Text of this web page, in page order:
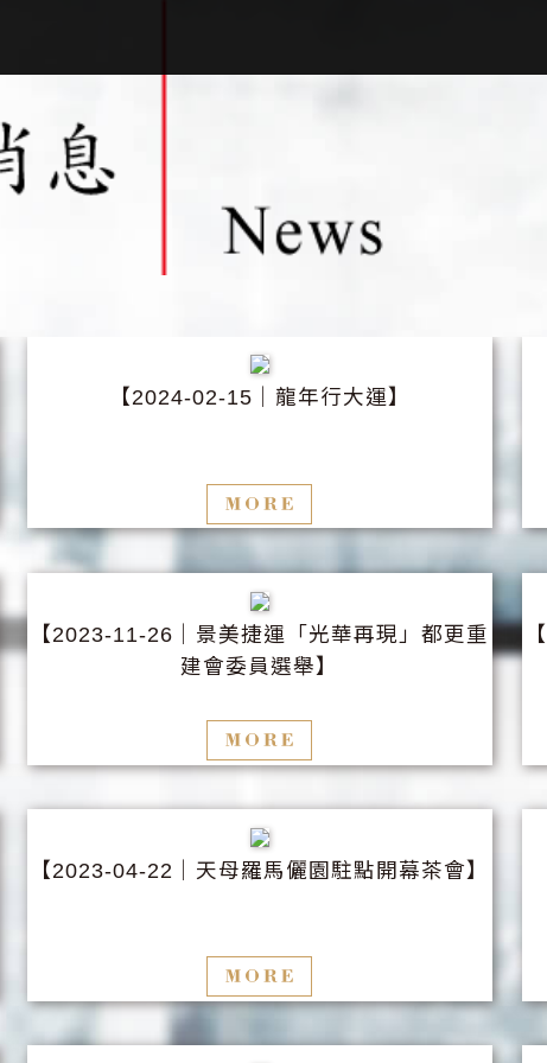
【2024-02-15 │龍年行大運】
【2023-11-26 │景美捷運「光華再現」都更重
建會委員選舉】
【
【2023-04-22 │天母羅馬儷園駐點開幕茶會】